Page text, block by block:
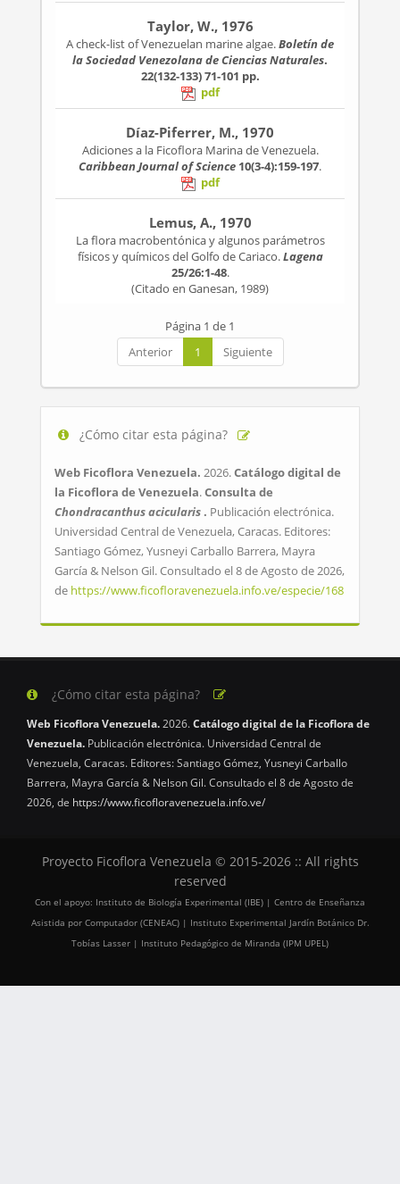
Taylor, W., 1976
A check-list of Venezuelan marine algae.Boletín de
la Sociedad Venezolana de Ciencias Naturales.
22(132-133)71-101 pp.
pdf
Díaz-Piferrer, M., 1970
Adiciones a la Ficoflora Marina de Venezuela.
Caribbean Journal of Science 10(3-4):159-197.
pdf
Lemus, A., 1970
La flora macrobentónica y algunos parámetros
físicos y químicos del Golfo de Cariaco.Lagena
25/26:1-48.
(Citado en Ganesan, 1989)
Página 1 de 1
Anterior
1 Siguiente
¿Cómo citar esta página?
Web Ficoflora Venezuela. 2026.Catálogo digital de
la Ficoflora de Venezuela.Consulta de
Chondracanthus acicularis . Publicación electrónica.
Universidad Central de Venezuela, Caracas. Editores:
Santiago Gómez, Yusneyi Carballo Barrera, Mayra
García & Nelson Gil. Consultado el 8 de Agosto de 2026,
de https://www.ficofloravenezuela.info.ve/especie/168
¿Cómo citar esta página?
Web Ficoflora Venezuela.2026.Catálogo digital de la Ficoflora de
Venezuela. Publicación electrónica. Universidad Central de
Venezuela, Caracas. Editores: Santiago Gómez, Yusneyi Carballo
Barrera, Mayra García & Nelson Gil. Consultado el 8 de Agosto de
2026, de https://www.ficofloravenezuela.info.ve/
Proyecto Ficoflora Venezuela © 2015-2026 :: All rights
reserved
Con el apoyo: Instituto de Biología Experimental (IBE) | Centro de Enseñanza
Asistida por Computador (CENEAC) | Instituto Experimental Jardín Botánico Dr.
Tobías Lasser | Instituto Pedagógico de Miranda (IPM UPEL)